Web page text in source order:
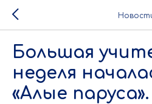
Большая
неделя
«Алые паруса».